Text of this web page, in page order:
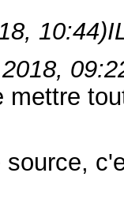
10:44)
mettre